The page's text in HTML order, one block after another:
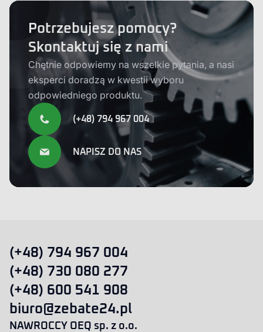
Potrzebujesz pomocy?
Skontaktuj się z nami
Chętnie odpowiemy na wszelkie pytania, a nasi
eksperci doradzą w kwestii wyboru
odpowiedniego produktu.
(+48) 794 967 004
NAPISZ DO NAS
(+48) 794 967 004
(+48) 730 080 277
(+48) 600 541 908
biuro@zebate24.pl
NAWROCCY OEQ sp. z o.o.